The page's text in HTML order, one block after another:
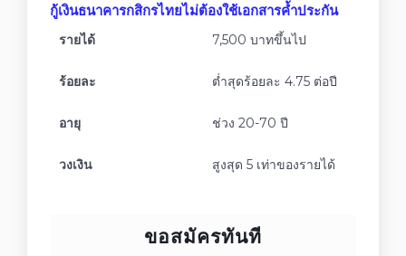
กู้เงินธนาคารกสิกรไทยไม่ต้องใช้เอกสารค้ำประกัน
รายได้ 7,500 บาทขึ้นไป
ร้อยละ ต่ำสุดร้อยละ 4.75 ต่อปี
อายุ ช่วง 20-70 ปี
วงเงิน สูงสุด 5 เท่าของรายได้
ขอสมัครทันที